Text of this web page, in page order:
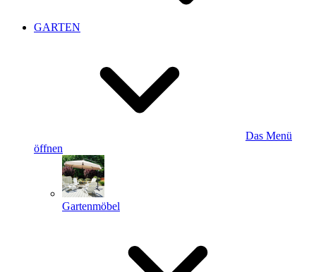
GARTEN
Das Menü
öffnen
Gartenmöbel